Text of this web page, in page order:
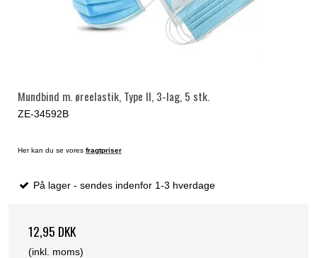
Mundbind m. øreelastik, Type II, 3-lag, 5 stk.
ZE-34592B
Her kan du se vores fragtpriser
På lager - sendes indenfor 1-3 hverdage
12,95 DKK
(inkl. moms)